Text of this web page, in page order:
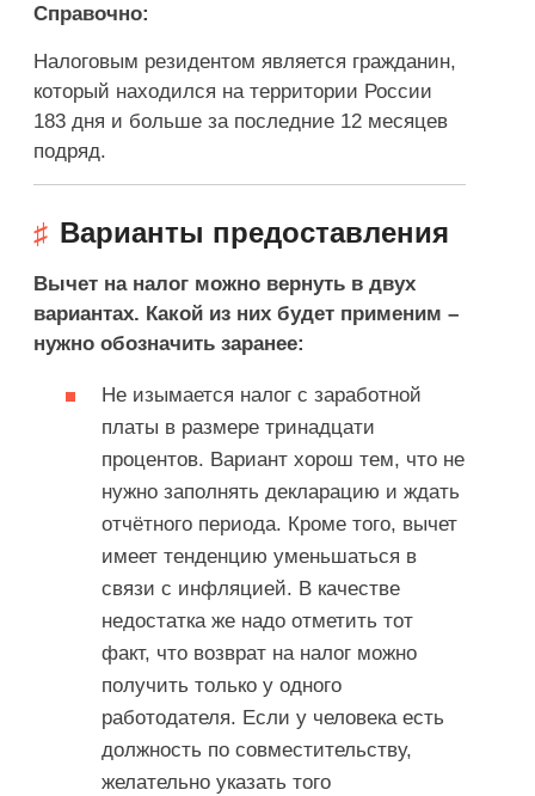
Справочно:
Налоговым резидентом является гражданин,
который находился на территории России
183 дня и больше за последние 12 месяцев
подряд.
Варианты предоставления
Вычет на налог можно вернуть в двух
вариантах. Какой из них будет применим –
нужно обозначить заранее:
Не изымается налог с заработной
платы в размере тринадцати
процентов. Вариант хорош тем, что не
нужно заполнять декларацию и ждать
отчётного периода. Кроме того, вычет
имеет тенденцию уменьшаться в
связи с инфляцией. В качестве
недостатка же надо отметить тот
факт, что возврат на налог можно
получить только у одного
работодателя. Если у человека есть
должность по совместительству,
желательно указать того